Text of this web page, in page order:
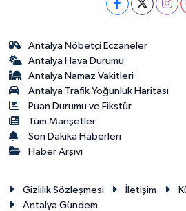
Antalya Nöbetçi Eczaneler
Antalya Hava Durumu
Antalya Namaz Vakitleri
Antalya Trafik Yoğunluk Haritası
Puan Durumu ve Fikstür
Tüm Manşetler
Son Dakika Haberleri
Haber Arşivi
Gizlilik Sözleşmesi İletişim
Antalya Gündem